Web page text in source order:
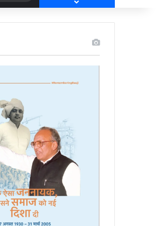
for